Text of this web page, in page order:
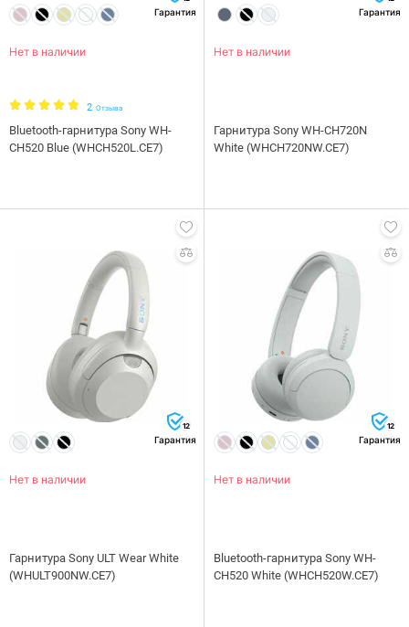
Гарантия
Нет в наличии
2 Отзыва
Bluetooth-гарнитура Sony WH-
CH520 Blue (WHCH520L.CE7)
Гарантия
Нет в наличии
Гарнитура Sony WH-CH720N
White (WHCH720NW.CE7)
12
Гарантия
Нет в наличии
Гарнитура Sony ULT Wear White
(WHULT900NW.CE7)
12
Гарантия
Нет в наличии
Bluetooth-гарнитура Sony WH-
CH520 White (WHCH520W.CE7)